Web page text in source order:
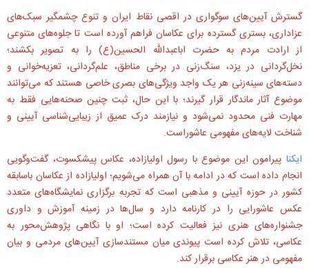
گسترش آیین‌های سوگواری در اقصی نقاط ایران و تنوع چشمگیر سبک‌های
عزاداری، بستری گسترده برای عکاسان فراهم آورده است تا جلوه‌های متنوعی
از ارادت مردم به حضرت اباعبدالله الحسین(ع) را به تصویر بکشند؛
نخل‌گردانی در یزد، سنگ‌زنی در برخی مناطق، علم‌گردانی، تعزیه‌خوانی و
دسته‌های سینه‌زنی هر یک واجد ویژگی‌های بصری خاصی هستند که می‌توانند
موضوع آثار ماندگار قرار گیرند؛ با این حال، ثبت چنین صحنه‌هایی فقط به
مهارت فنی محدود نمی‌شود و نیازمند درک عمیق از زیبایی‌شناسی آیینی و
شناخت لایه‌های مفهومی عاشوراست.
ایکنا پیرامون این موضوع با رسول اولیازاده، عکاس پیشکسوت، گفت‌وگویی
انجام داده است که در ادامه با آن همراه می‌شویم؛ اولیازاده از عکاسان باسابقه
کشور در حوزه آیینی و مذهبی است که تجربه برگزاری نمایشگاه‌های متعدد
عکس عاشورایی را در کارنامه دارد و سال‌ها در زمینه آموزش و داوری
جشنواره‌های هنری نیز فعالیت کرده است؛ او با نگاهی پژوهش‌محور به
عکاسی، تلاش کرده است پیوندی میان مستندسازی آیین‌های مردمی و بیان
مفهومی در هنر عکاسی برقرار کند.